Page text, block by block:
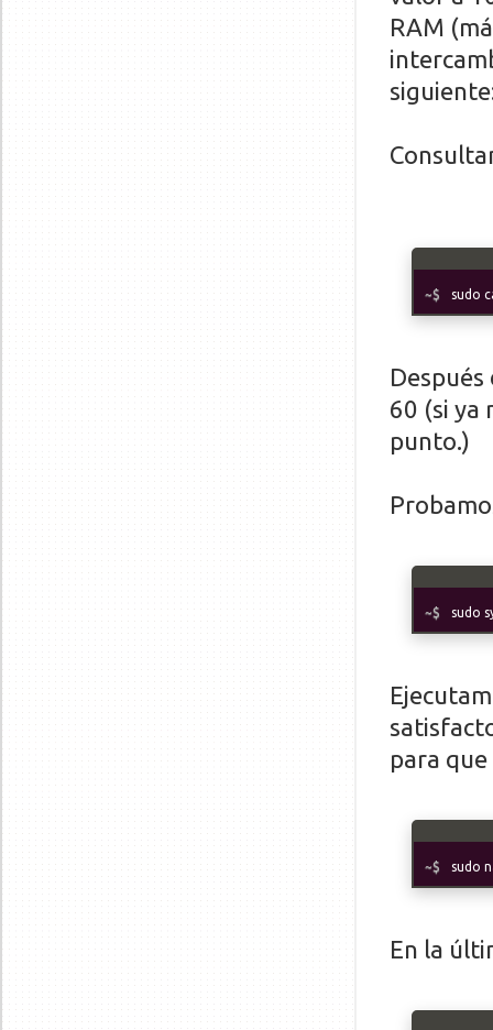
RAM
sudo
60 (si ya
punto.)
sudo
para
sudo
En la